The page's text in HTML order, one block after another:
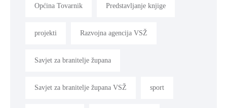
Općina Tovarnik Predstavljanje knjige
projekti Razvojna agencija VSŽ
Savjet za branitelje župana
Savjet za branitelje župana VSŽ sport